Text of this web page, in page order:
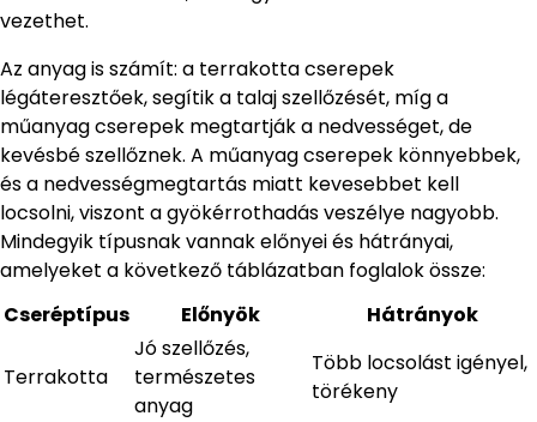
vezethet.
Az anyag is számít: a terrakotta cserepek
légáteresztőek, segítik a talaj szellőzését, míg a
műanyag cserepek megtartják a nedvességet, de
kevésbé szellőznek. A műanyag cserepek könnyebbek,
és a nedvességmegtartás miatt kevesebbet kell
locsolni, viszont a gyökérrothadás veszélye nagyobb.
Mindegyik típusnak vannak előnyei és hátrányai,
amelyeket a következő táblázatban foglalok össze:
Cseréptípus
Előnyök Hátrányok
Terrakotta
Jó szellőzés,
természetes
anyag
Több locsolást igényel,
törékeny